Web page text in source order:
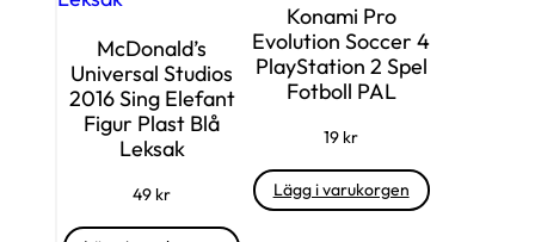
McDonald’s
Universal Studios
2016 Sing Elefant
Figur Plast Blå
Leksak
49 kr
Konami Pro
Evolution Soccer 4
PlayStation 2 Spel
Fotboll PAL
19 kr
Lägg i varukorgen